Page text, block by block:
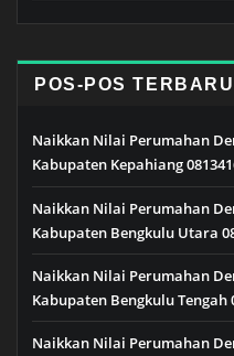
POS-POS TERBARU
Naikkan Nilai Perumahan
Kabupaten Kepahiang
Naikkan Nilai Perumahan
Kabupaten Bengkulu Utara
Naikkan Nilai Perumahan
Kabupaten Bengkulu Tengah
Naikkan Nilai Perumahan